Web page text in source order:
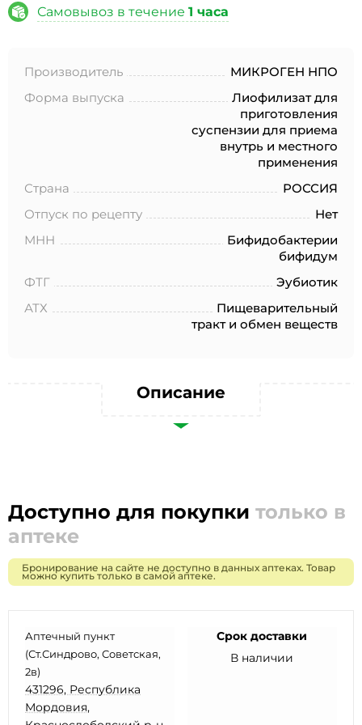
Самовывоз в течение 1 часа
Производитель
МИКРОГЕН НПО
Форма выпуска
Лиофилизат для
приготовления
суспензии для приема
внутрь и местного
применения
Страна
РОССИЯ
Отпуск по рецепту
Нет
МНН
Бифидобактерии
бифидум
ФТГ
Эубиотик
АТХ
Пищеварительный
тракт и обмен веществ
Описание
Доступно для покупки только в
аптеке
Бронирование на сайте не доступно в данных аптеках. Товар
можно купить только в самой аптеке.
Аптечный пункт
(Ст.Синдрово, Советская,
2в)
431296, Республика
Мордовия,
Срок доставки
В наличии
целей, определенных в Согласии на обработку